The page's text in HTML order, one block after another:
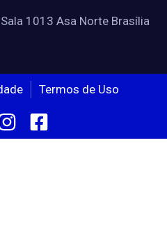
1013 Asa Norte Brasília
Termos de Uso